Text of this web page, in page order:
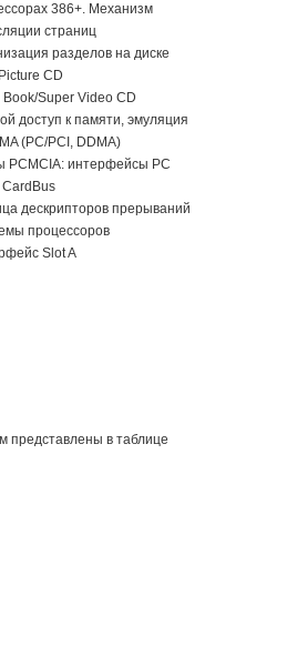
386+. Механизм
страниц
разделов на диске
CD
Book/Super Video CD
доступ к памяти, эмуляция
(PC/PCI, DDMA)
PCMCIA: интерфейсы PC
дескрипторов прерываний
процессоров
Slot A
представлены в таблице